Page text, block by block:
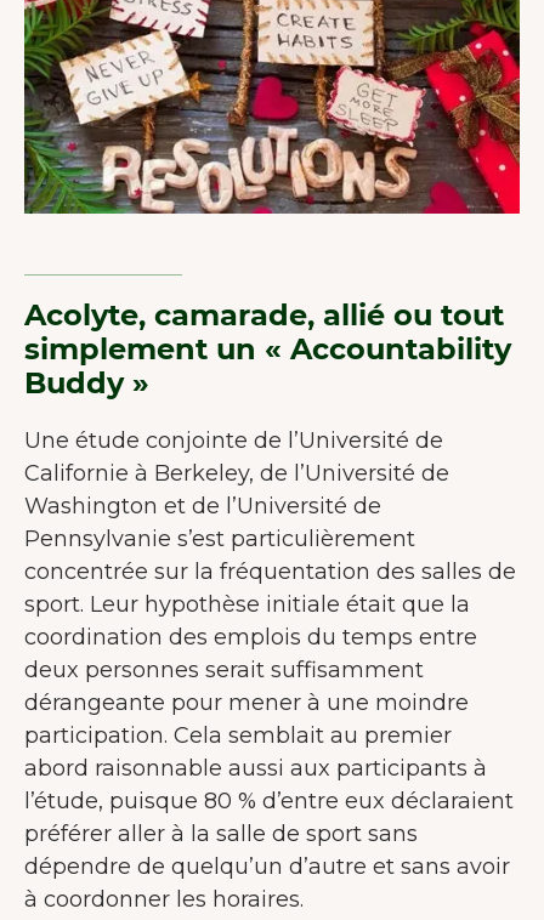
Acolyte, camarade, allié ou tout
simplement un « Accountability
Buddy »
Une étude conjointe de l’Université de
Californie à Berkeley, de l’Université de
Washington et de l’Université de
Pennsylvanie s’est particulièrement
concentrée sur la fréquentation des salles de
sport. Leur hypothèse initiale était que la
coordination des emplois du temps entre
deux personnes serait suffisamment
dérangeante pour mener à une moindre
participation. Cela semblait au premier
abord raisonnable aussi aux participants à
l’étude, puisque 80 % d’entre eux déclaraient
préférer aller à la salle de sport sans
dépendre de quelqu’un d’autre et sans avoir
à coordonner les horaires.